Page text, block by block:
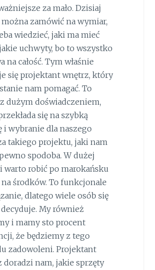
za mało. Dzisiaj
zamówić na wymiar,
wiedzieć, jaki ma mieć
uchwyty, bo to wszystko
na całość. Tym właśnie
się projektant wnętrz, który
nam pomagać. To
dużym doświadczeniem,
się na szybką
i wybranie dla naszego
takiego projektu, jaki nam
spodoba. W dużej
warto robić po marokańsku
środków. To funkcjonale
dlatego wiele osób się
My również
i mamy sto procent
że będziemy z tego
zadowoleni. Projektant
doradzi nam, jakie sprzęty